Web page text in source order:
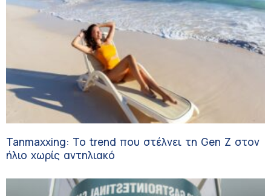
Tanmaxxing: To trend που στέλνει τη Gen Z στον
ήλιο χωρίς αντηλιακό